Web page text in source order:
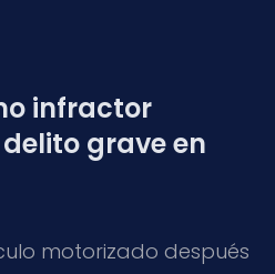
infractor
grave en
motorizado después